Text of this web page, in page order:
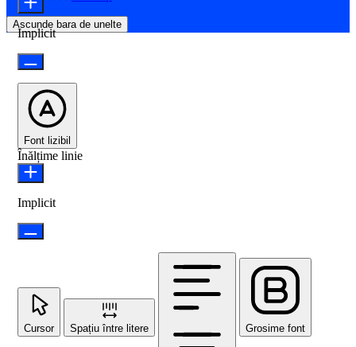
Ascunde bara de unelte
Implicit
Font lizibil
Înălțime linie
Implicit
Cursor Spațiu între litere Grosime font